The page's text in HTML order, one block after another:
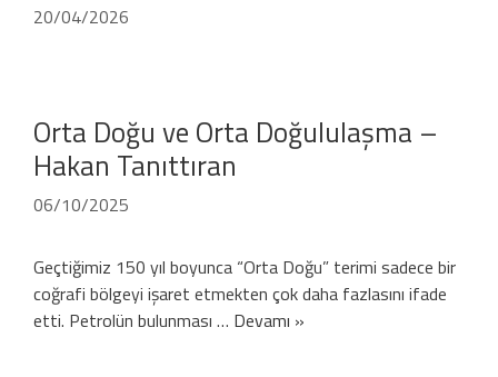
20/04/2026
Orta Doğu ve Orta Doğululaşma –
Hakan Tanıttıran
06/10/2025
Geçtiğimiz 150 yıl boyunca “Orta Doğu” terimi sadece bir
coğrafi bölgeyi işaret etmekten çok daha fazlasını ifade
etti. Petrolün bulunması … Devamı »